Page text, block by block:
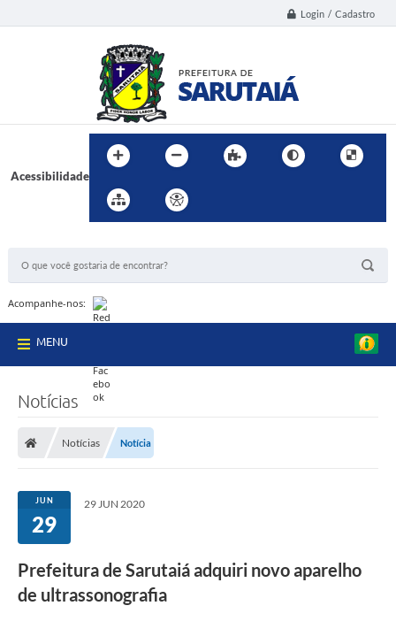
Login / Cadastro
Acessibilidade
Acompanhe-nos:
MENU
Notícias
Notícias Notícia
JUN
29
29 JUN 2020
Prefeitura de Sarutaiá adquiri novo aparelho
de ultrassonografia